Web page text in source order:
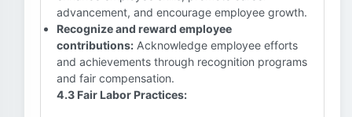
advancement, and encourage employee growth.
Recognize and reward employee
contributions: Acknowledge employee efforts
and achievements through recognition programs
and fair compensation.
4.3 Fair Labor Practices: